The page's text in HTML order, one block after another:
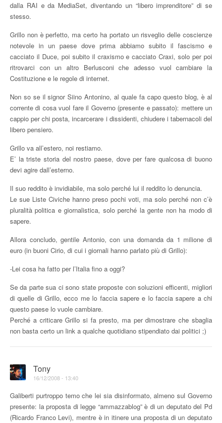
dalla RAI e da MediaSet, diventando un “libero imprenditore” di se
stesso.
Grillo non è perfetto, ma certo ha portato un risveglio delle coscienze
notevole in un paese dove prima abbiamo subito il fascismo e
cacciato il Duce, poi subito il craxismo e cacciato Craxi, solo per poi
ritrovarci con un altro Berlusconi che adesso vuol cambiare la
Costituzione e le regole di internet.
Non so se il signor Siino Antonino, al quale fa capo questo blog, è al
corrente di cosa vuol fare il Governo (presente e passato): mettere un
cappio per chi posta, incarcerare i dissidenti, chiudere i tabernacoli del
libero pensiero.
Grillo va all’estero, noi restiamo.
E’ la triste storia del nostro paese, dove per fare qualcosa di buono
devi agire dall’esterno.
Il suo reddito è invidiabile, ma solo perché lui il reddito lo denuncia.
Le sue Liste Civiche hanno preso pochi voti, ma solo perché non c’è
pluralità politica e giornalistica, solo perché la gente non ha modo di
sapere.
Allora concludo, gentile Antonio, con una domanda da 1 milione di
euro (in buoni Cirio, di cui i giornali hanno parlato più di Grillo):
-Lei cosa ha fatto per l’Italia fino a oggi?
Se da parte sua ci sono state proposte con soluzioni efficenti, migliori
di quelle di Grillo, ecco me lo faccia sapere e lo faccia sapere a chi
questo paese lo vuole cambiare.
Perché a criticare Grillo si fa presto, ma per dimostrare che sbaglia
non basta certo un link a qualche quotidiano stipendiato dai politici ;)
Tony
16/12/2008 - 13:40
Galiberti purtroppo temo che lei sia disinformato, almeno sul Governo
presente: la proposta di legge “ammazzablog” è di un deputato del Pd
(Ricardo Franco Levi), mentre è in itinere una proposta di un deputato